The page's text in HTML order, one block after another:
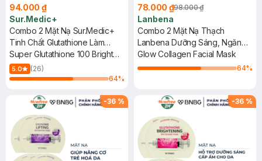
94.000 ₫
Sur.Medic+
Combo 2 Mặt Nạ Sur.Medic+
Tinh Chất Glutathione Làm
Sáng Da 30g
Super Glutathione 100 Bright
Mask
5.0
(26)
64%
78.000 ₫98.000 ₫
Lanbena
Combo 2 Mặt Nạ Thạch
Lanbena Dưỡng Sáng, Ngăn
Lão Hoá 34g
Glow Collagen Facial Mask
64%
-36 % -36 %